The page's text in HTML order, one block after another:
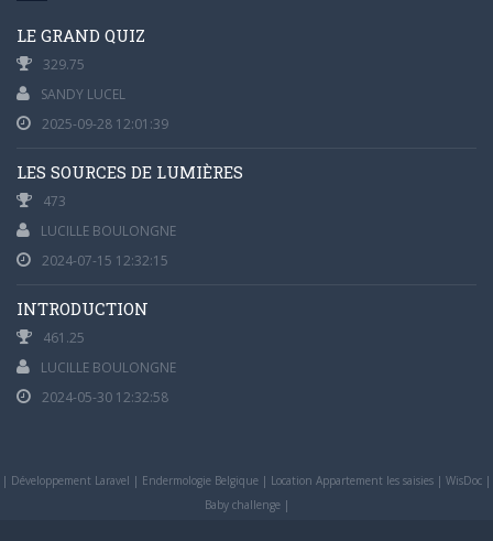
LE GRAND QUIZ
329.75
SANDY LUCEL
2025-09-28 12:01:39
LES SOURCES DE LUMIÈRES
473
LUCILLE BOULONGNE
2024-07-15 12:32:15
INTRODUCTION
461.25
LUCILLE BOULONGNE
2024-05-30 12:32:58
| Développement Laravel | Endermologie Belgique | Location Appartement les saisies | WisDoc |
Baby challenge|